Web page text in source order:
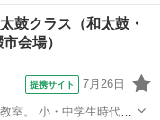
・学生の皆様に朗報で
く通われている「土曜
鼓クラス（和太鼓・
会場）
提携サイト 7月26日
室。 小・中学生時代